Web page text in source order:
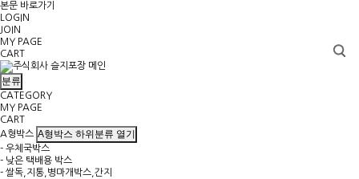
본문 바로가기
LOGIN
JOIN
MY PAGE
CART
분류
CATEGORY
MY PAGE
CART
A형박스 A형박스 하위분류 열기
- 우체국박스
- 낮은 택배용 박스
- 쌀독,지통,병마개박스,간지